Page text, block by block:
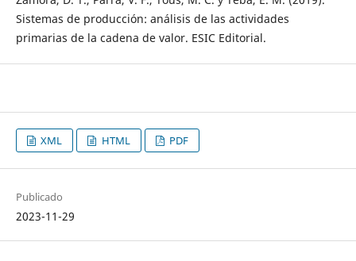
Sistemas de producción: análisis de las actividades
primarias de la cadena de valor. ESIC Editorial.
XML HTML PDF
Publicado
2023-11-29